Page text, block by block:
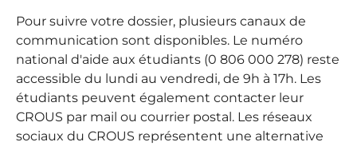
Pour suivre votre dossier, plusieurs canaux de
communication sont disponibles. Le numéro
national d'aide aux étudiants (0 806 000 278) reste
accessible du lundi au vendredi, de 9h à 17h. Les
étudiants peuvent également contacter leur
CROUS par mail ou courrier postal. Les réseaux
sociaux du CROUS représentent une alternative